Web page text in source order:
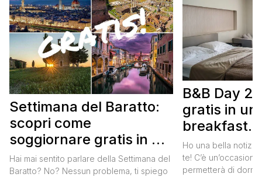
Settimana del Baratto:
scopri come
soggiornare gratis in un
bed and breakfast
Hai mai sentito parlare della Settimana del
Baratto? No? Nessun problema, ti spiego
B&B Day
gratis in un
breakfast.
gratis
Ho una bella
te! C’è
permetterà di